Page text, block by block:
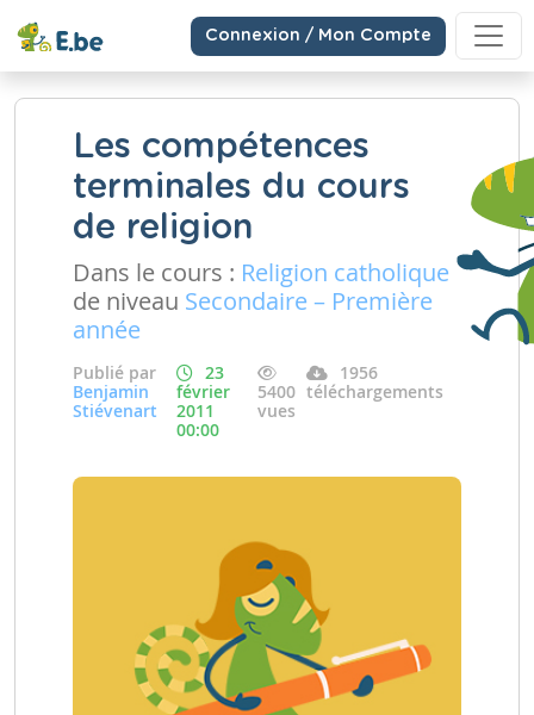
Connexion / Mon Compte
Les compétences
terminales du cours
de religion
Dans le cours : Religion catholique
de niveau Secondaire – Première
année
Publié par
Benjamin
Stiévenart
23
février
2011
00:00
5400
vues
1956
téléchargements